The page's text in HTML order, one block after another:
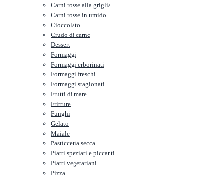
Carni rosse alla griglia
Carni rosse in umido
Cioccolato
Crudo di carne
Dessert
Formaggi
Formaggi erborinati
Formaggi freschi
Formaggi stagionati
Frutti di mare
Fritture
Funghi
Gelato
Maiale
Pasticceria secca
Piatti speziati e piccanti
Piatti vegetariani
Pizza